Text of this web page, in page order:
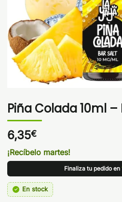
Piña Colada 10ml –
6,35€
¡Recíbelo martes!
Finaliza tu pedido en
En stock